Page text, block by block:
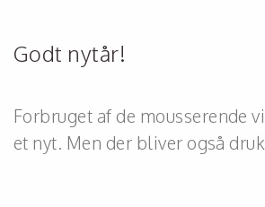
Godt nytår!
Forbruget af de mousserende
et nyt. Men der bliver også